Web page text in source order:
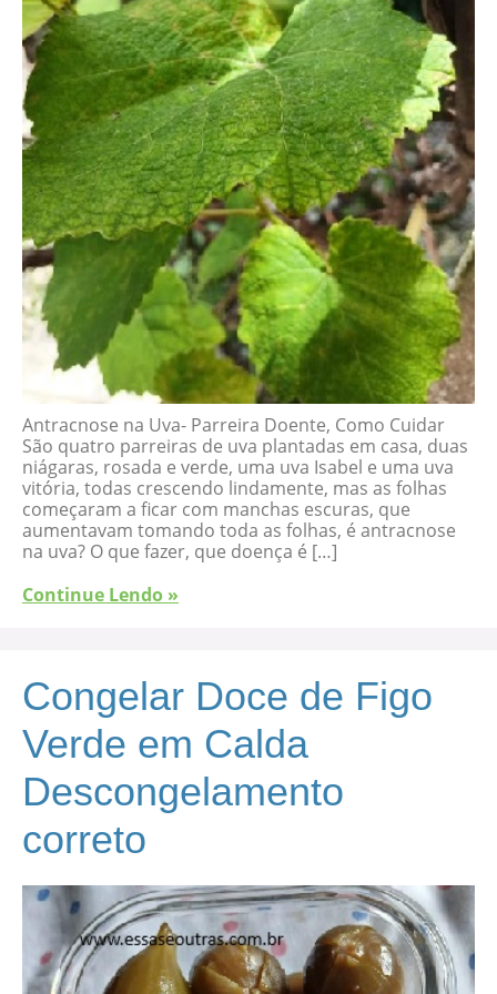
Antracnose na Uva- Parreira Doente, Como Cuidar
São quatro parreiras de uva plantadas em casa, duas
niágaras, rosada e verde, uma uva Isabel e uma uva
vitória, todas crescendo lindamente, mas as folhas
começaram a ficar com manchas escuras, que
aumentavam tomando toda as folhas, é antracnose
na uva? O que fazer, que doença é […]
Continue Lendo »
Congelar Doce de Figo
Verde em Calda
Descongelamento
correto